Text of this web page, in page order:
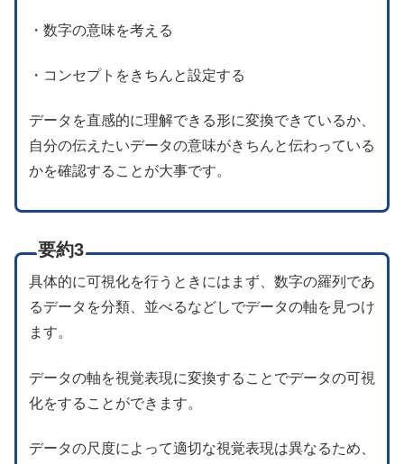
・数字の意味を考える
・コンセプトをきちんと設定する
データを直感的に理解できる形に変換できているか、
自分の伝えたいデータの意味がきちんと伝わっている
かを確認することが大事です。
要約3
具体的に可視化を行うときにはまず、数字の羅列であ
るデータを分類、並べるなどしでデータの軸を見つけ
ます。
データの軸を視覚表現に変換することでデータの可視
化をすることができます。
データの尺度によって適切な視覚表現は異なるため、